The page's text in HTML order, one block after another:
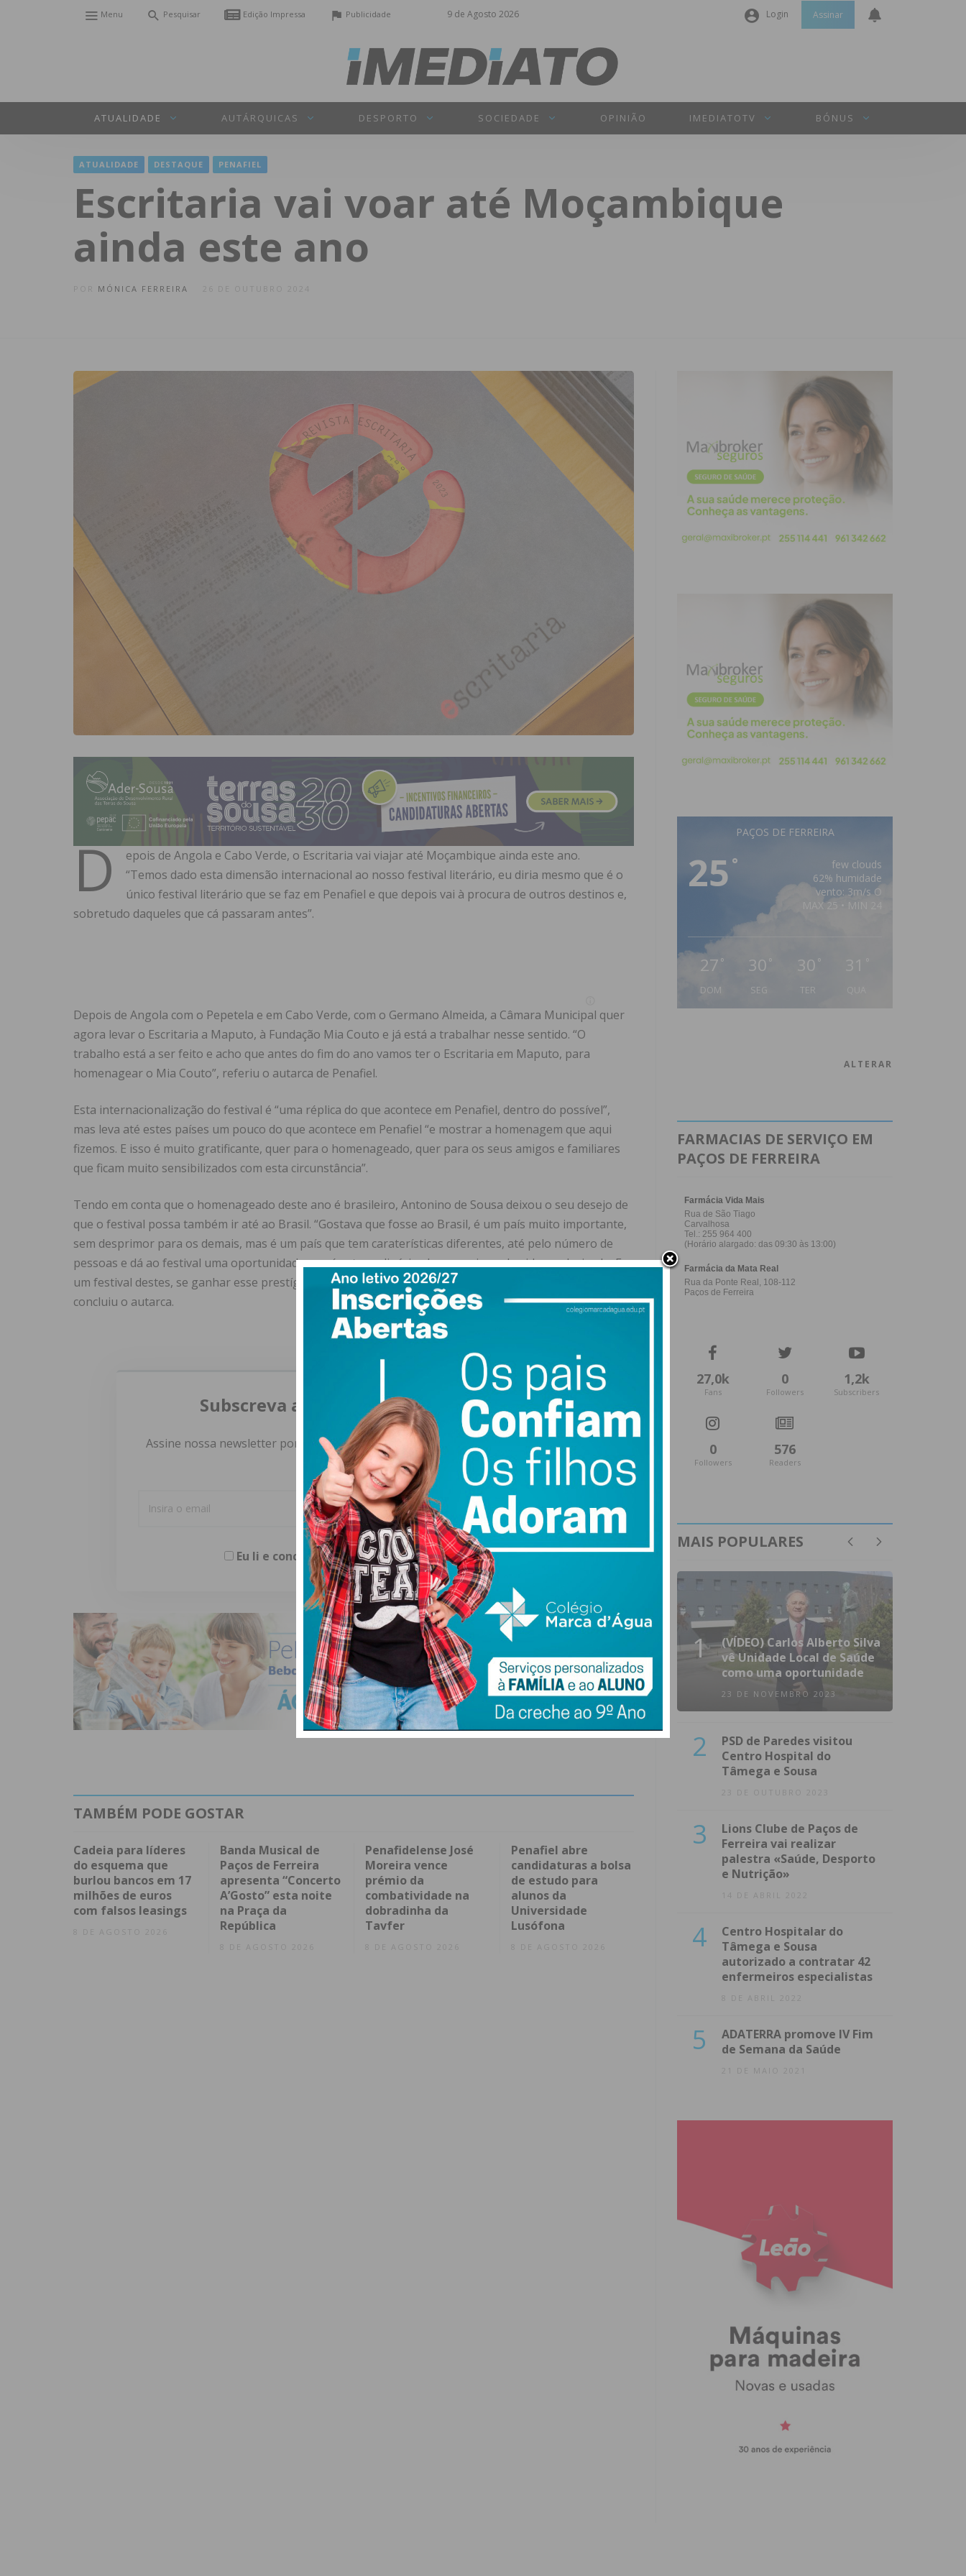
9 de Agosto 2026
Menu Pesquisar Edição Impressa Publicidade Login
Senha
INICIAR SESSÃO
Assinar
ATUALIDADE AUTÁRQUICAS DESPORTO SOCIEDADE OPINIÃO IMEDIATOTV BÓNUS
ATUALIDADE DESTAQUE PENAFIEL
Escritaria vai voar até Moçambique
ainda este ano
MÓNICA FERREIRA 26 DE OUTUBRO 2024
D
epois de Angola e Cabo Verde, o Escritaria vai viajar até Moçambique ainda este ano.
“Temos dado esta dimensão internacional ao nosso festival literário, eu diria mesmo que é o
único festival literário que se faz em Penafiel e que depois vai à procura de outros destinos e,
sobretudo daqueles que cá passaram antes”.
Depois de Angola com o Pepetela e em Cabo Verde, com o Germano Almeida, a Câmara Municipal quer
agora levar o Escritaria a Maputo, à Fundação Mia Couto e já está a trabalhar nesse sentido. “O
trabalho está a ser feito e acho que antes do fim do ano vamos ter o Escritaria em Maputo, para
homenagear o Mia Couto”, referiu o autarca de Penafiel.
Esta internacionalização do festival é “uma réplica do que acontece em Penafiel, dentro do possível”,
mas leva até estes países um pouco do que acontece em Penafiel “e mostrar a homenagem que aqui
fizemos. E isso é muito gratificante, quer para o homenageado, quer para os seus amigos e familiares
que ficam muito sensibilizados com esta circunstância”.
Tendo em conta que o homenageado deste ano é brasileiro, Antonino de Sousa deixou o seu desejo de
que o festival possa também ir até ao Brasil. “Gostava que fosse ao Brasil, é um país muito importante,
sem desprimor para os demais, mas é um país que tem caraterísticas diferentes, até pelo número de
pessoas e dá ao festival uma oportunidade que é extraordinária, de ser mais conhecido e valorizado. E
um festival destes, se ganhar esse prestígio no Brasil, ganha uma dimensão completamente diferente”,
concluiu o autarca.
Subscreva a newsletter do Imediato
Assine nossa newsletter por e-mail e obtenha de forma regular a informação
atualizada.
Eu li e concordo com ostermos e condições
TAMBÉM PODE GOSTAR
Cadeia para líderes
do esquema que
burlou bancos em 17
milhões de euros
com falsos leasings
8 DE AGOSTO 2026
Banda Musical de
Paços de Ferreira
apresenta “Concerto
A’Gosto” esta noite
na Praça da
República
8 DE AGOSTO 2026
Penafidelense José
Moreira vence
prémio da
combatividade na
dobradinha da
Tavfer
8 DE AGOSTO 2026
Penafiel abre
candidaturas a bolsa
de estudo para
alunos da
Universidade
Lusófona
8 DE AGOSTO 2026
PAÇOS DE FERREIRA
25 °
few clouds
62% humidade
vento: 3m/s O
MAX 25 • MIN 24
27 °
DOM
30 °
SEG
30 °
TER
31 °
ALTERAR
FARMACIAS DE SERVIÇO EM
PAÇOS DE FERREIRA
27,0k
Fans
0
Followers
1,2k
Subscribers
0
Followers
576
Readers
MAIS POPULARES
1
(VÍDEO) Carlos Alberto Silva
vê Unidade Local de Saúde
como uma oportunidade
23 DE NOVEMBRO 2023
2
PSD de Paredes visitou
Centro Hospital do
Tâmega e Sousa
23 DE OUTUBRO 2023
3
Lions Clube de Paços de
Ferreira vai realizar
palestra «Saúde, Desporto
e Nutrição»
14 DE ABRIL 2022
4
Centro Hospitalar do
Tâmega e Sousa
autorizado a contratar 42
enfermeiros especialistas
8 DE ABRIL 2022
5
ADATERRA promove IV Fim
de Semana da Saúde
21 DE MAIO 2021